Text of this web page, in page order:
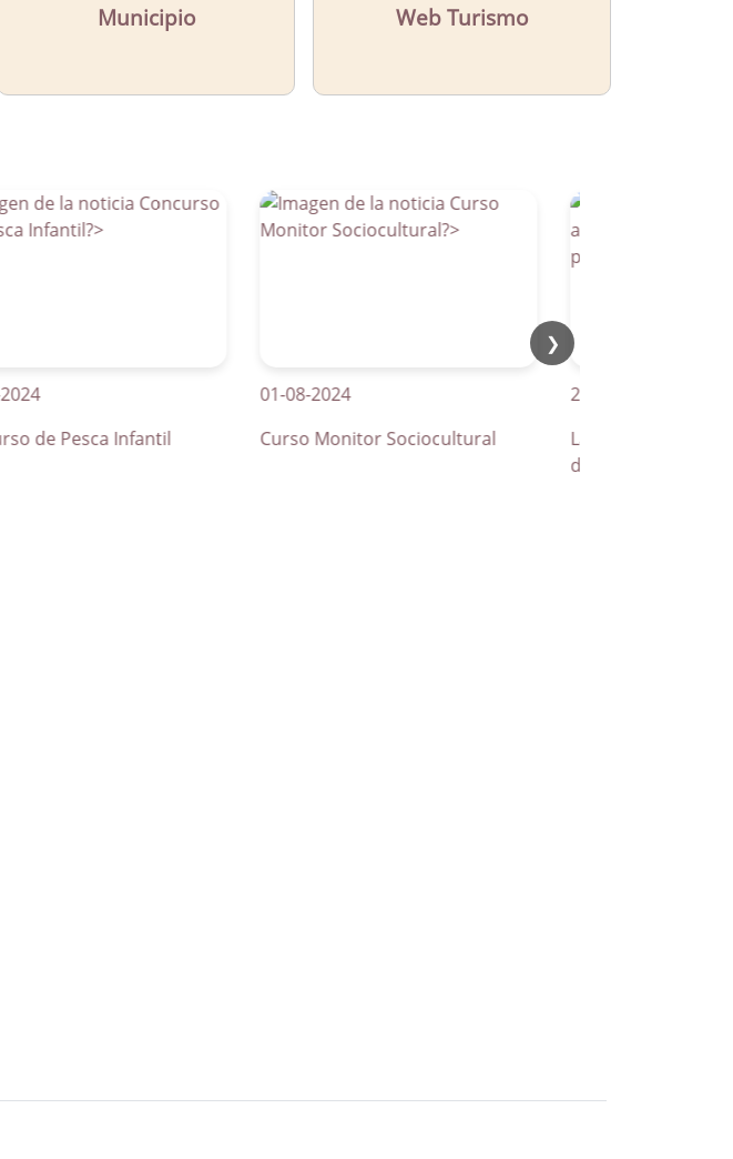
Municipio Web Turismo
❯
Pesca Infantil
01-08-2024
Curso Monitor Sociocultural
21-04-2026
La Parra apuesta por
de peatones inteligentes